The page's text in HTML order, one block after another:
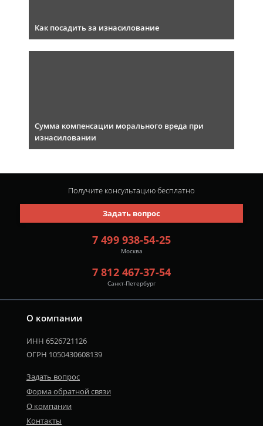
Как посадить за изнасилование
Сумма компенсации морального вреда при
изнасиловании
О компании
ИНН 6526721126
ОГРН 1050430608139
Задать вопрос
Форма обратной связи
О компании
Контакты
7 499 938-54-25
Москва
7 812 467-37-54
Санкт-Петербург
Задать вопрос
Получите консультациюбесплатно